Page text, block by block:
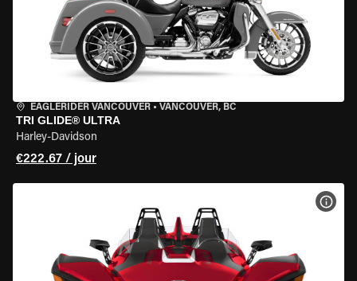
EAGLERIDER VANCOUVER • VANCOUVER, BC
TRI GLIDE® ULTRA
Harley-Davidson
€222.67 / jour